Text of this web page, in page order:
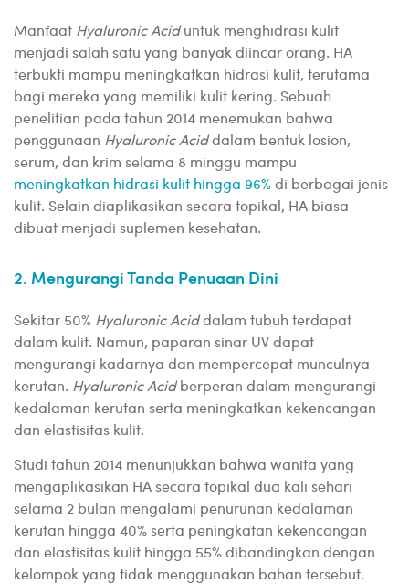
Manfaat Hyaluronic Aciduntuk menghidrasi kulit
menjadi salah satu yang banyak diincar orang. HA
terbukti mampu meningkatkan hidrasi kulit, terutama
bagi mereka yang memiliki kulit kering. Sebuah
penelitian pada tahun 2014 menemukan bahwa
penggunaan Hyaluronic Aciddalam bentuk losion,
serum, dan krim selama 8 minggu mampu
meningkatkan hidrasi kulit hingga 96%di berbagai jenis
kulit. Selain diaplikasikan secara topikal, HA biasa
dibuat menjadi suplemen kesehatan.
2. Mengurangi Tanda Penuaan Dini
Sekitar 50% Hyaluronic Aciddalam tubuh terdapat
dalam kulit. Namun, paparan sinar UV dapat
mengurangi kadarnya dan mempercepat munculnya
kerutan. Hyaluronic Acidberperan dalam mengurangi
kedalaman kerutan serta meningkatkan kekencangan
dan elastisitas kulit.
Studi tahun 2014 menunjukkan bahwa wanita yang
mengaplikasikan HA secara topikal dua kali sehari
selama 2 bulan mengalami penurunan kedalaman
kerutan hingga 40% serta peningkatan kekencangan
dan elastisitas kulit hingga 55% dibandingkan dengan
kelompok yang tidak menggunakan bahan tersebut.